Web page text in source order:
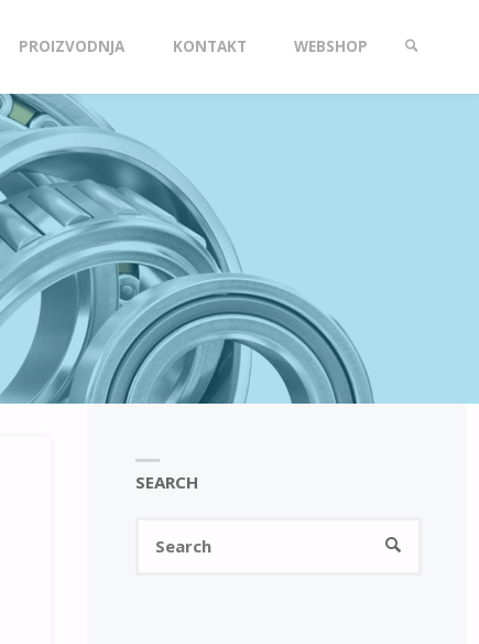
PROIZVODNJA KONTAKT WEBSHOP
SEARCH
SEARCH